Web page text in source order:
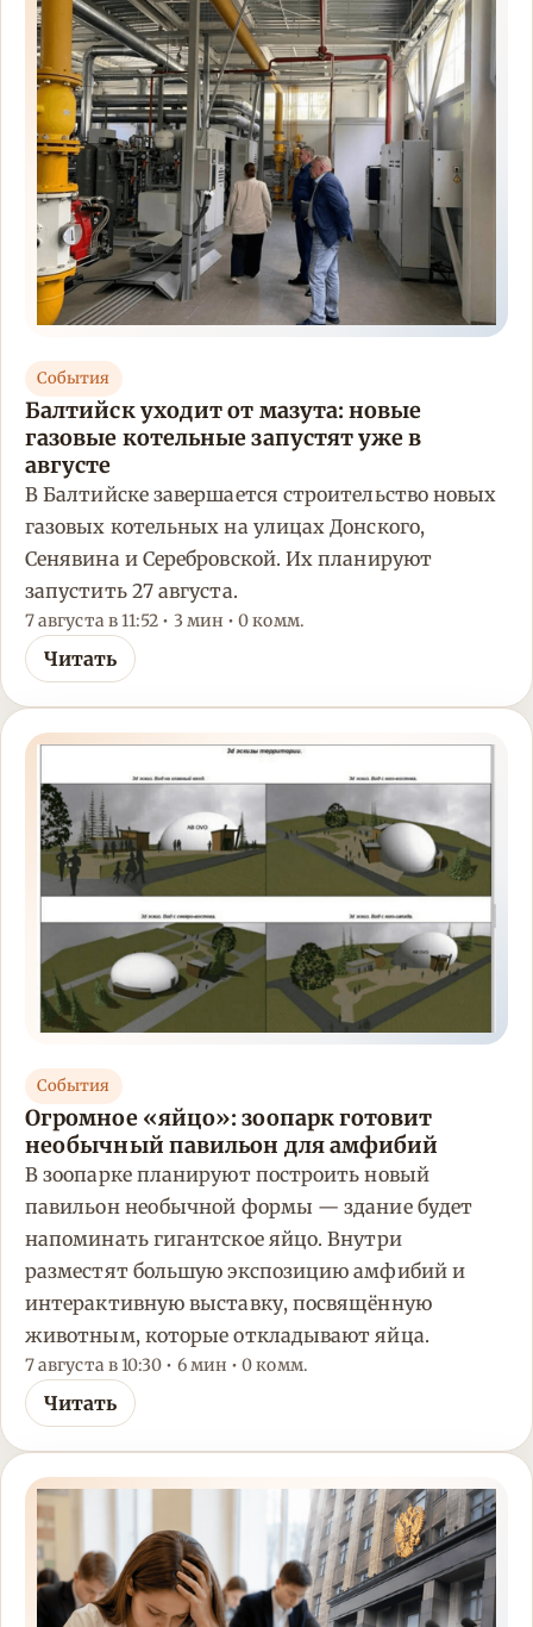
События
Балтийск уходит от мазута: новые
газовые котельные запустят уже в
августе
В Балтийске завершается строительство новых
газовых котельных на улицах Донского,
Сенявина и Серебровской. Их планируют
запустить 27 августа.
7 августа в 11:52 • 3 мин • 0 комм.
Читать
События
Огромное «яйцо»: зоопарк готовит
необычный павильон для амфибий
В зоопарке планируют построить новый
павильон необычной формы — здание будет
напоминать гигантское яйцо. Внутри
разместят большую экспозицию амфибий и
интерактивную выставку, посвящённую
животным, которые откладывают яйца.
7 августа в 10:30 • 6 мин • 0 комм.
Читать